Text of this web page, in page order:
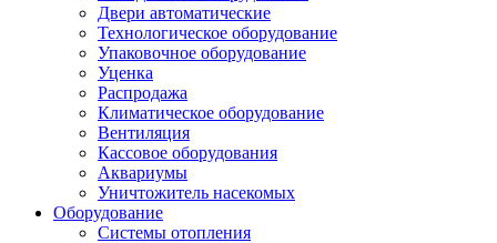
Двери автоматические
Технологическое оборудование
Упаковочное оборудование
Уценка
Распродажа
Климатическое оборудование
Вентиляция
Кассовое оборудования
Аквариумы
Уничтожитель насекомых
Оборудование
Системы отопления